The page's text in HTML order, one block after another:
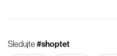
Sledujte#shoptet